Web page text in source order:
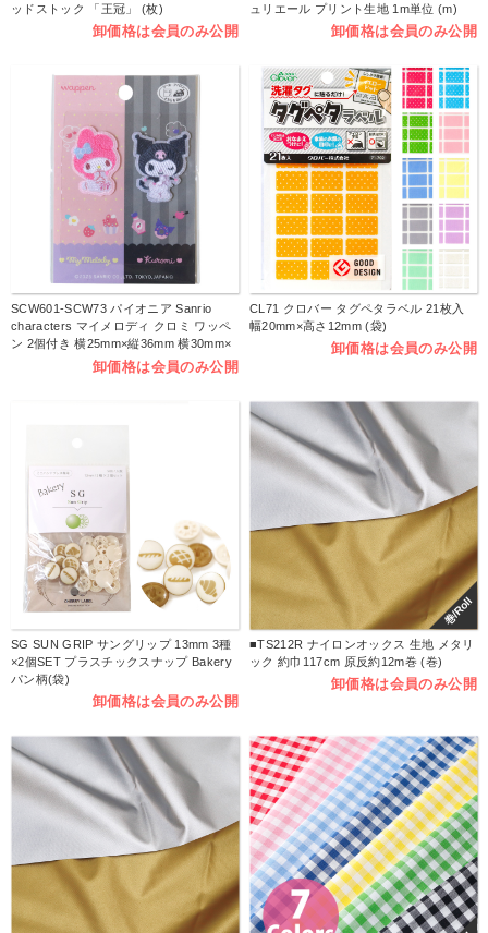
ッドストック 「王冠」 (枚)
卸価格は会員のみ公開
ュリエール プリント生地 1m単位 (m)
卸価格は会員のみ公開
SCW601-SCW73 パイオニア Sanrio
characters マイメロディ クロミ ワッペ
ン 2個付き 横25mm×縦36mm 横30mm×
縦37mm シール アイロン両用タイプ
卸価格は会員のみ公開
CL71 クロバー タグペタラベル 21枚入
幅20mm×高さ12mm (袋)
卸価格は会員のみ公開
SG SUN GRIP サングリップ 13mm 3種
×2個SET プラスチックスナップ Bakery
パン柄(袋)
卸価格は会員のみ公開
巻/Roll
■TS212R ナイロンオックス 生地 メタリ
ック 約巾117cm 原反約12m巻 (巻)
卸価格は会員のみ公開